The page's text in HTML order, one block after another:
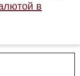
в